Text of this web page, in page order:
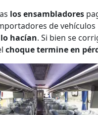
los ensambladores
de vehículos
hacían. Si bien se
choque termine en